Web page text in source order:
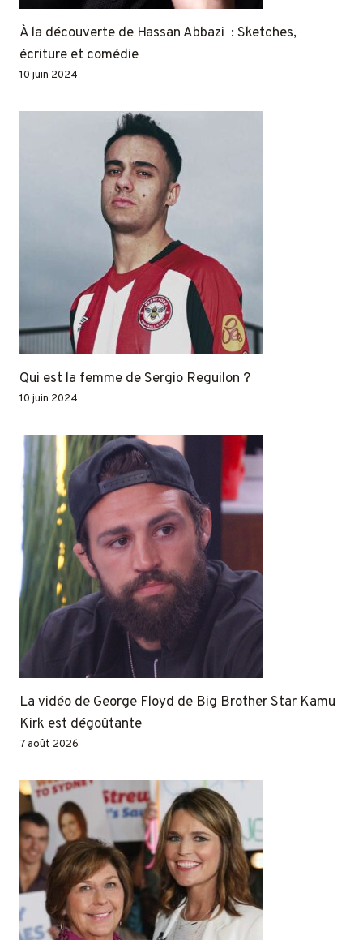
À la découverte de Hassan Abbazi : Sketches,
écriture et comédie
10 juin 2024
Qui est la femme de Sergio Reguilon ?
10 juin 2024
La vidéo de George Floyd de Big Brother Star Kamu
Kirk est dégoûtante
7 août 2026